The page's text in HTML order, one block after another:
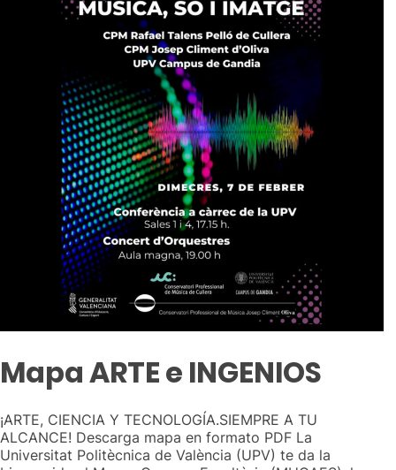
Mapa ARTE e INGENIOS
¡ARTE, CIENCIA Y TECNOLOGÍA.SIEMPRE A TU
ALCANCE! Descarga mapa en formato PDF La
Universitat Politècnica de València (UPV) te da la